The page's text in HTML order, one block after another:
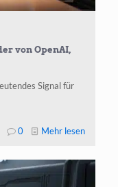
von OpenAI,
Signal für
0 Mehr lesen-